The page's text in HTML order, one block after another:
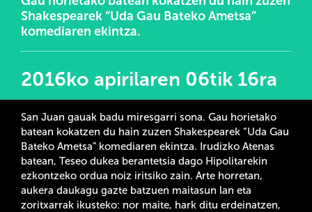
Shakespearek “Uda Gau Bateko Ametsa”
komediaren ekintza.
2016ko apirilaren 06tik 16ra
San Juan gauak badu miresgarri sona. Gau horietako
batean kokatzen du hain zuzen Shakespearek “Uda Gau
Bateko Ametsa” komediaren ekintza. Irudizko Atenas
batean, Teseo dukea berantetsia dago Hipolitarekin
ezkontzeko ordua noiz iritsiko zain. Arte horretan,
aukera daukagu gazte batzuen maitasun lan eta
zoritxarrak ikusteko: nor maite, hark ditu erdeinatzen,